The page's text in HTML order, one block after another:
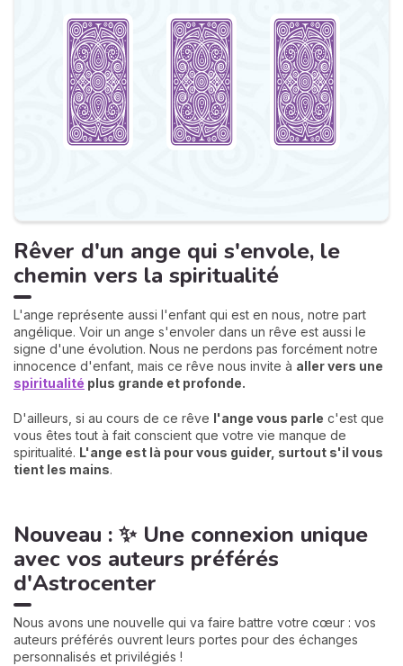
Rêver d'un ange qui s'envole, le
chemin vers la spiritualité
L'ange représente aussi l'enfant qui est en nous, notre part
angélique. Voir un ange s'envoler dans un rêve est aussi le
signe d'une évolution. Nous ne perdons pas forcément notre
innocence d'enfant, mais ce rêve nous invite à aller vers une
spiritualité plus grande et profonde.
D'ailleurs, si au cours de ce rêve l'ange vous parle c'est que
vous êtes tout à fait conscient que votre vie manque de
spiritualité. L'ange est là pour vous guider, surtout s'il vous
tient les mains.
Nouveau : ✨ Une connexion unique
avec vos auteurs préférés
d'Astrocenter
Nous avons une nouvelle qui va faire battre votre cœur : vos
auteurs préférés ouvrent leurs portes pour des échanges
personnalisés et privilégiés !